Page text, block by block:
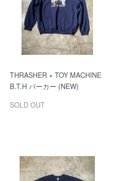
THRASHER × TOY MACHINE
B.T.H パーカー (NEW)
SOLD OUT